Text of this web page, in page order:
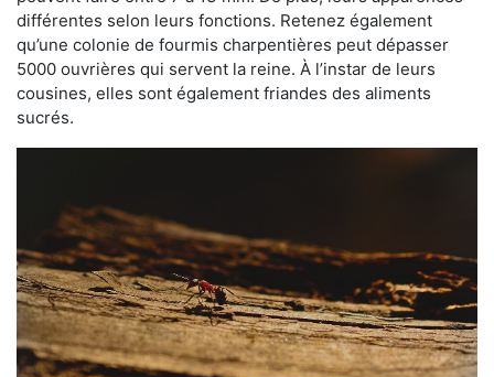
différentes selon leurs fonctions. Retenez également
qu’une colonie de fourmis charpentières peut dépasser
5000 ouvrières qui servent la reine. À l’instar de leurs
cousines, elles sont également friandes des aliments
sucrés.